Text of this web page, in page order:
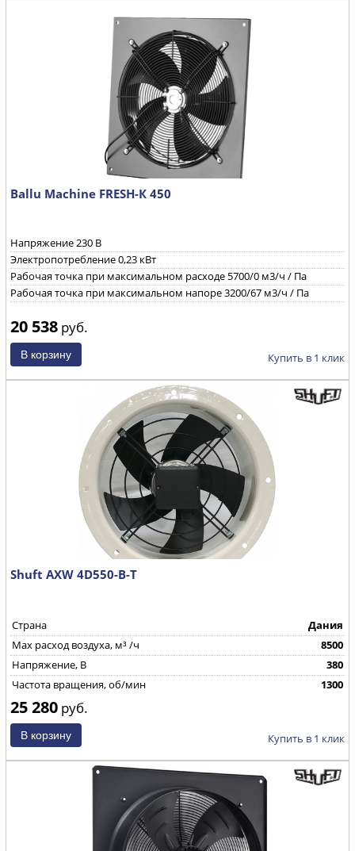
Ballu Machine FRESH-К 450
Напряжение 230 B
Электропотребление 0,23 кВт
Рабочая точка при максимальном расходе 5700/0 м3/ч / Па
Рабочая точка при максимальном напоре 3200/67 м3/ч / Па
20 538 руб.
Купить в 1 клик
Shuft AXW 4D550-B-T
Страна
Дания
Max расход воздуха, м³ /ч
8500
Напряжение, В
380
Частота вращения, об/мин
1300
25 280 руб.
Купить в 1 клик